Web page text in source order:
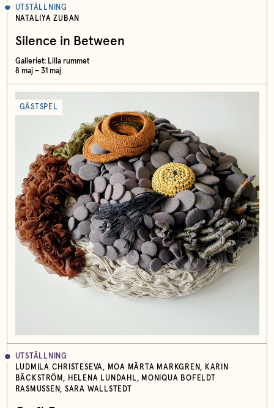
UTSTÄLLNING
NATALIYA ZUBAN
Silence in Between
Galleriet: Lilla rummet
8 maj – 31 maj
GÄSTSPEL
UTSTÄLLNING
LUDMILA CHRISTESEVA, MOA MÄRTA MARKGREN, KARIN
BÄCKSTRÖM, HELENA LUNDAHL, MONIQUA BOFELDT
RASMUSSEN, SARA WALLSTEDT